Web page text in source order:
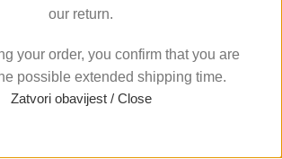
our return.
your order, you confirm that you are
possible extended shipping time.
Zatvori obavijest / Close